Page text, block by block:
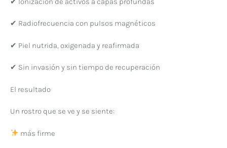
✔ Radiofrecuencia con pulsos magnéticos
✔ Piel nutrida, oxigenada y reafirmada
✔ Sin invasión y sin tiempo de recuperación
El resultado
Un rostro que se ve y se siente:
más firme